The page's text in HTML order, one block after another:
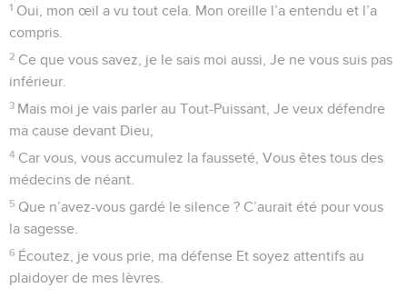
1 Oui, mon œil a vu tout cela. Mon oreille l’a entendu et l’a
compris.
2 Ce que vous savez, je le sais moi aussi, Je ne vous suis pas
inférieur.
3 Mais moi je vais parler au Tout-Puissant, Je veux défendre
ma cause devant Dieu,
4 Car vous, vous accumulez la fausseté, Vous êtes tous des
médecins de néant.
5 Que n’avez-vous gardé le silence ? C’aurait été pour vous
la sagesse.
6 Écoutez, je vous prie, ma défense Et soyez attentifs au
plaidoyer de mes lèvres.